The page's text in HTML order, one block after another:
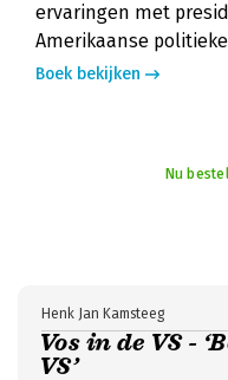
ervaringen met
Amerikaanse
Boek bekijken
Nu
Vos in de VS -
VS’
Henk Jan Kamsteeg